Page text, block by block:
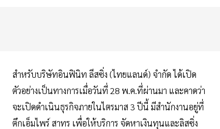
สำหรับบริษัทอินฟินิท ลีสซิ่ง (ไทยแลนด์) จำกัด ได้เปิด
ตัวอย่างเป็นทางการเมื่อวันที่ 28 พ.ค.ที่ผ่านมา และคาดว่า
จะเปิดดำเนินธุรกิจภายในไตรมาส 3 ปีนี้ มีสำนักงานอยู่ที่
ตึกเอ็มไพร์ สาทร เพื่อให้บริการ จัดหาเงินทุนและลิสซิ่ง